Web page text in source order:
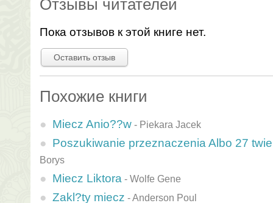
Отзывы читателей
Пока отзывов к этой книге нет.
Оставить отзыв
Похожие книги
Miecz Anio??w - Piekara Jacek
Poszukiwanie przeznaczenia Albo 27
Borys
Miecz Liktora - Wolfe Gene
Zakl?ty miecz -Anderson Poul